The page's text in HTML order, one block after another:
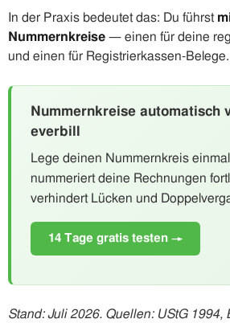
In der Praxis bedeutet das: Du führst
Nummernkreise — einen für deine
und einen für Registrierkassen-Belege.
Nummernkreise automatisch
everbill
Lege deinen Nummernkreis
nummeriert deine Rechnungen
verhindert Lücken und
14 Tage gratis testen →
Stand: Juli 2026. Quellen: UStG 1994,